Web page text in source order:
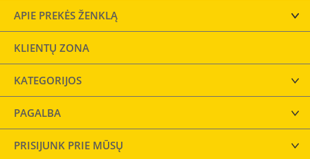
APIE PREKĖS ŽENKLĄ
KLIENTŲ ZONA
KATEGORIJOS
PAGALBA
PRISIJUNK PRIE MŪSŲ